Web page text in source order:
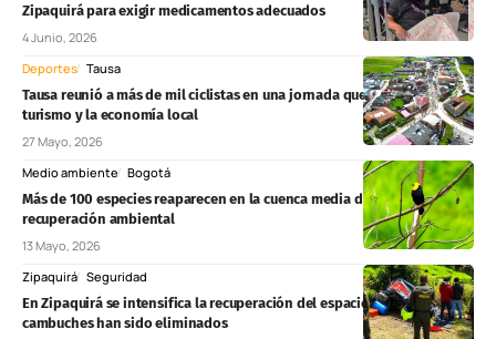
Zipaquirá para exigir medicamentos adecuados
4 Junio, 2026
Deportes Tausa
Tausa reunió a más de mil ciclistas en una jornada que impulsó el
turismo y la economía local
27 Mayo, 2026
Medio ambiente Bogotá
Más de 100 especies reaparecen en la cuenca media del río Bogotá tras
recuperación ambiental
13 Mayo, 2026
Zipaquirá Seguridad
En Zipaquirá se intensifica la recuperación del espacio público: 40
cambuches han sido eliminados